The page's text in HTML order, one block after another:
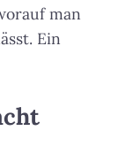
man
Ein